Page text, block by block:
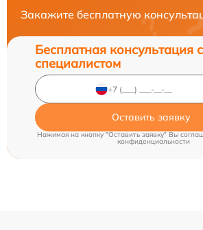
Закажите бесплатную
Бесплатная консультация
специалистом
Оставить заявку
Нажимая на кнопку "Оставить заявку" Вы
конфиденциальности